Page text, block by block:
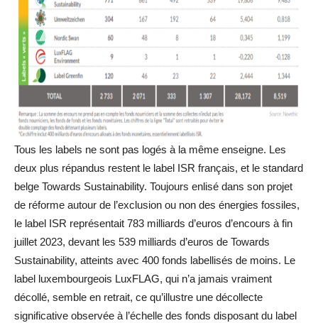
Tous les labels ne sont pas logés à la même enseigne. Les
deux plus répandus restent le label ISR français, et le standard
belge Towards Sustainability. Toujours enlisé dans son projet
de réforme autour de l’exclusion ou non des énergies fossiles,
le label ISR représentait 783 milliards d’euros d’encours à fin
juillet 2023, devant les 539 milliards d’euros de Towards
Sustainability, atteints avec 400 fonds labellisés de moins. Le
label luxembourgeois LuxFLAG, qui n’a jamais vraiment
décollé, semble en retrait, ce qu’illustre une décollecte
significative observée à l’échelle des fonds disposant du label